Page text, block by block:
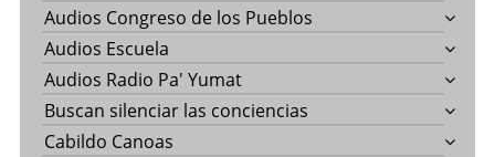
Audios Congreso de los Pueblos
Audios Escuela
Audios Radio Pa' Yumat
Buscan silenciar las conciencias
Cabildo Canoas